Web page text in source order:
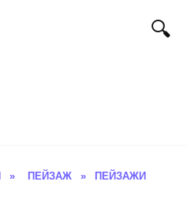
» ПЕЙЗАЖ »
ПЕЙЗАЖИ